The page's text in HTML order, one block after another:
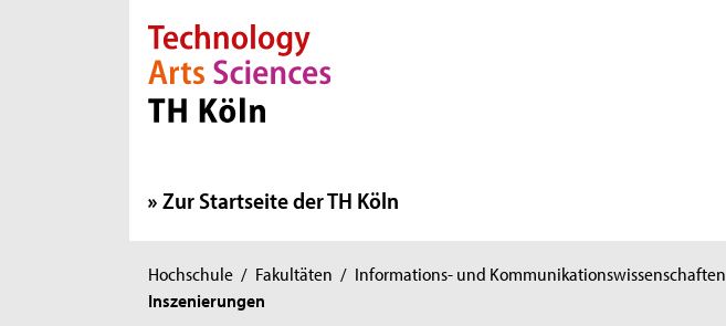
Direkt zur Hauptnavigation
Direkt zur Subnavigation
Direkt zum Inhalt
Direkt zum Fußbereich
Zur Startseite der TH Köln
Sie
sind
Hochschule / Fakultäten / Informations- und Kommunikationswissenschaften
Inszenierungen